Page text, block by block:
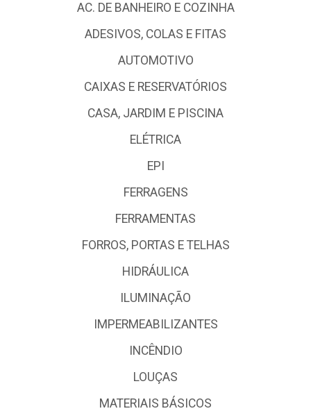
AC. DE BANHEIRO E COZINHA
ADESIVOS, COLAS E FITAS
AUTOMOTIVO
CAIXAS E RESERVATÓRIOS
CASA, JARDIM E PISCINA
ELÉTRICA
EPI
FERRAGENS
FERRAMENTAS
FORROS, PORTAS E TELHAS
HIDRÁULICA
ILUMINAÇÃO
IMPERMEABILIZANTES
INCÊNDIO
LOUÇAS
MATERIAIS BÁSICOS